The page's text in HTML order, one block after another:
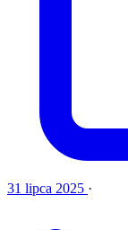
31 lipca 2025 ·